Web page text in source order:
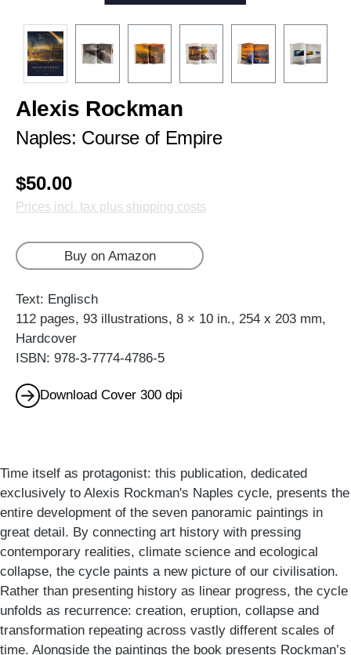
Alexis Rockman
Naples: Course of Empire
$50.00
Prices incl. tax plus shipping costs
Buy on Amazon
Text: Englisch
112 pages, 93 illustrations, 8 × 10 in., 254 x 203 mm,
Hardcover
ISBN: 978-3-7774-4786-5
Download Cover 300 dpi
Time itself as protagonist: this publication, dedicated
exclusively to Alexis Rockman's Naples cycle, presents the
entire development of the seven panoramic paintings in
great detail. By connecting art history with pressing
contemporary realities, climate science and ecological
collapse, the cycle paints a new picture of our civilisation.
Rather than presenting history as linear progress, the cycle
unfolds as recurrence: creation, eruption, collapse and
transformation repeating across vastly different scales of
time. Alongside the paintings the book presents Rockman’s